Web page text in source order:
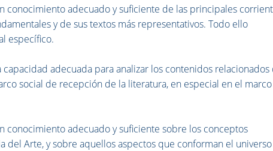
conocimiento adecuado y suficiente de las principales
y de sus textos más representativos. Todo ello
específico.
adecuada para analizar los contenidos relacionados
social de recepción de la literatura, en especial en el
conocimiento adecuado y suficiente sobre los conceptos
Arte, y sobre aquellos aspectos que conforman el